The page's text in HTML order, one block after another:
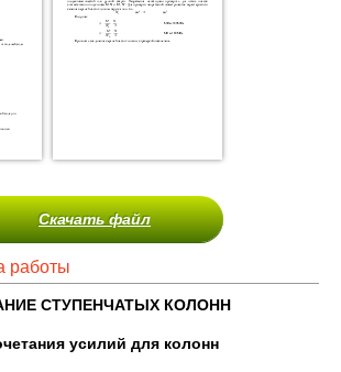
Скачать файл
работы
СТУПЕНЧАТЫХ КОЛОНН
усилий для колонн